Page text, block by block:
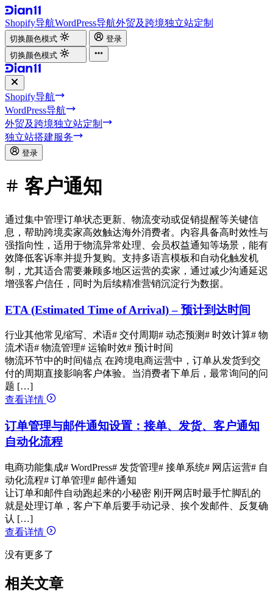
Shopify导航WordPress导航外贸及跨境独立站定制
切换颜色模式
登录
切换颜色模式
Shopify导航
WordPress导航
外贸及跨境独立站定制
独立站搭建服务
登录
客户通知
通过集中管理订单状态更新、物流变动或促销提醒等关键信
息，帮助跨境卖家高效触达海外消费者。内容具备高时效性与
强指向性，适用于物流异常处理、会员权益通知等场景，能有
效降低客诉率并提升复购。支持多语言模板和自动化触发机
制，尤其适合需要兼顾多地区运营的卖家，通过减少沟通延迟
增强客户信任，同时为后续精准营销沉淀行为数据。
ETA (Estimated Time of Arrival) – 预计到达时间
行业其他常见缩写、术语# 交付周期# 动态预测# 时效计算# 物
流术语# 物流管理# 运输时效# 预计时间
物流环节中的时间锚点 在跨境电商运营中，订单从发货到交
付的周期直接影响客户体验。当消费者下单后，最常询问的问
题 […]
查看详情
订单管理与邮件通知设置：接单、发货、客户通知
自动化流程
电商功能集成# WordPress# 发货管理# 接单系统# 网店运营# 自
动化流程# 订单管理# 邮件通知
让订单和邮件自动跑起来的小秘密 刚开网店时最手忙脚乱的
就是处理订单，客户下单后要手动记录、挨个发邮件、反复确
认 […]
查看详情
没有更多了
相关文章